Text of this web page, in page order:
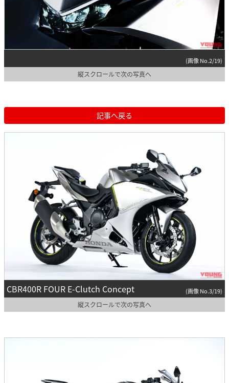
(画像 No.2/19)
縦スクロールで次の写真へ
記事へ戻る
CBR400R FOUR E-Clutch Concept (画像 No.3/19)
縦スクロールで次の写真へ